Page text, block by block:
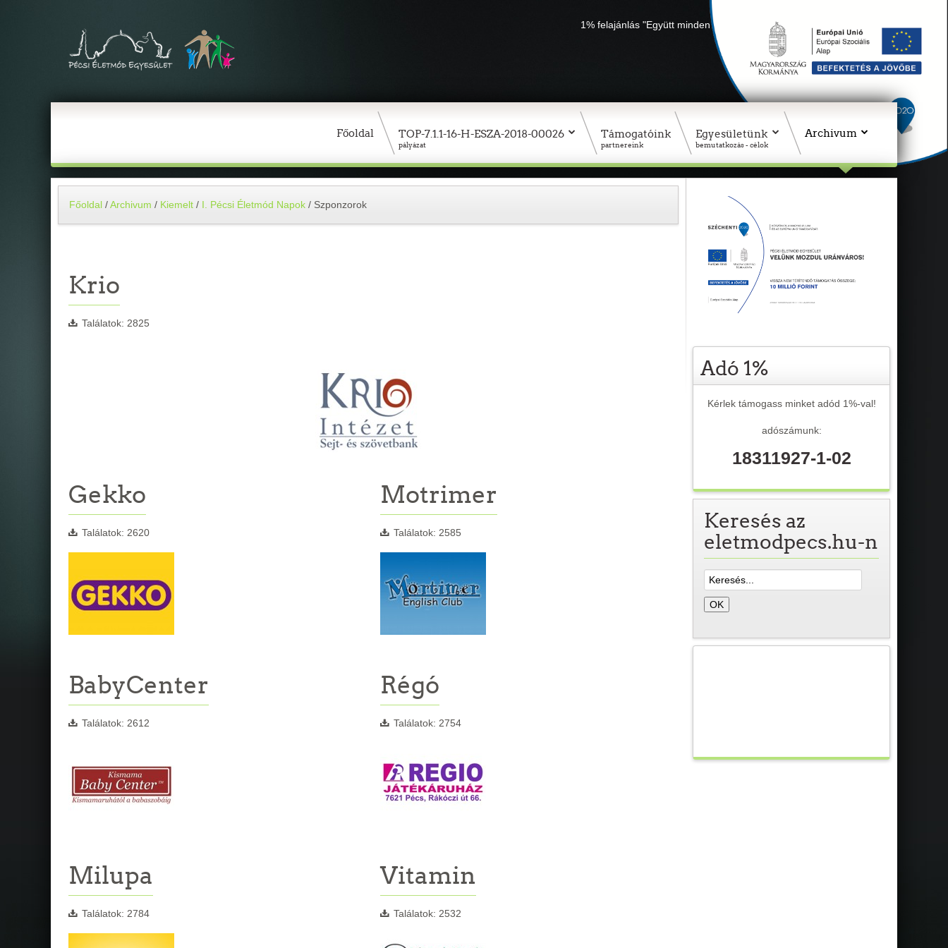
1% felajánlás "Együtt minden sikerül" Adószámunk: 18311927-1-02
Főoldal TOP-7.1.1-16-H-ESZA-2018-00026
pályázat
Támogatóink
partnereink
Egyesületünk
bemutatkozás - célok
Archivum
Főoldal /Archivum / Kiemelt / I. Pécsi Életmód Napok / Szponzorok
Krio
Találatok: 2825
Gekko
Találatok: 2620
Motrimer
Találatok: 2585
BabyCenter
Találatok: 2612
Régó
Találatok: 2754
Milupa
Találatok: 2784
Vitamin
Találatok: 2532
Adó 1%
Kérlek támogass minket adód 1%-val!
adószámunk:
18311927-1-02
Keresés az
eletmodpecs.hu-n